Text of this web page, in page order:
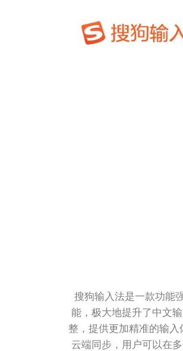
搜狗输入法是一款功能
能，极大地提升了中文
整，提供更加精准的输
云端同步，用户可以在